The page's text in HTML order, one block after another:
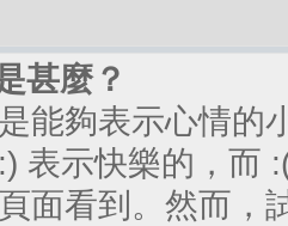
甚麼？
能夠表示心情的
表示快樂的，而
面看到。然而，